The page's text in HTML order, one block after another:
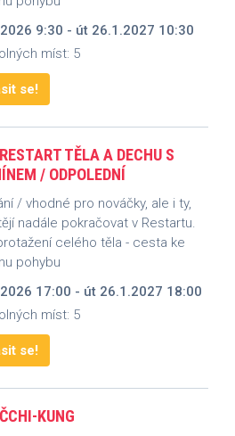
9:30 - út 26.1.2027 10:30
míst: 5
se!
TĚLA A DECHU S
/ ODPOLEDNÍ
/ vhodné pro nováčky, ale i ty,
nadále pokračovat v Restartu.
celého těla - cesta ke
pohybu
17:00 - út 26.1.2027 18:00
míst: 5
se!
KUNG